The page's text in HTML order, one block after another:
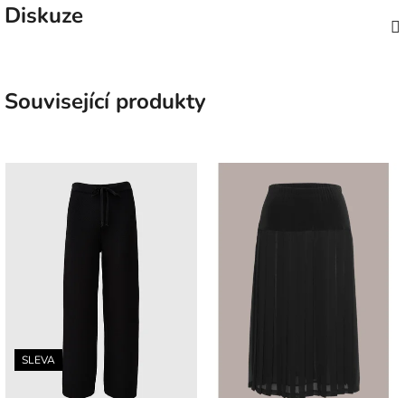
Diskuze
Související produkty
SLEVA